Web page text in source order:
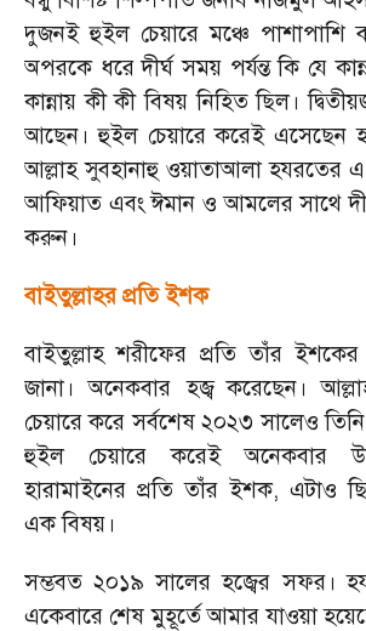
দুজনই হুইল চেয়ারে মঞ্চে পাশাপাশি
অপরকে ধরে দীর্ঘ সময় পর্যন্ত কি যে
কান্নায় কী কী বিষয় নিহিত ছিল।
আছেন। হুইল চেয়ারে করেই এসেছেন
আল্লাহ সুবহানাহু ওয়াতাআলা হযরতের
আফিয়াত এবং ঈমান ও আমলের সাথে
করুন।
বাইতুল্লাহর প্রতি ইশক
বাইতুল্লাহ শরীফের প্রতি তাঁর
জানা। অনেকবার হজ্ব করেছেন।
চেয়ারে করে সর্বশেষ ২০২৩ সালেও তিনি
হুইল চেয়ারে করেই অনেকবার
হারামাইনের প্রতি তাঁর ইশক, এটাও
এক বিষয়।
সম্ভবত ২০১৯ সালের হজ্বের সফর।
একেবারে শেষ মুহূর্তে আমার যাওয়া